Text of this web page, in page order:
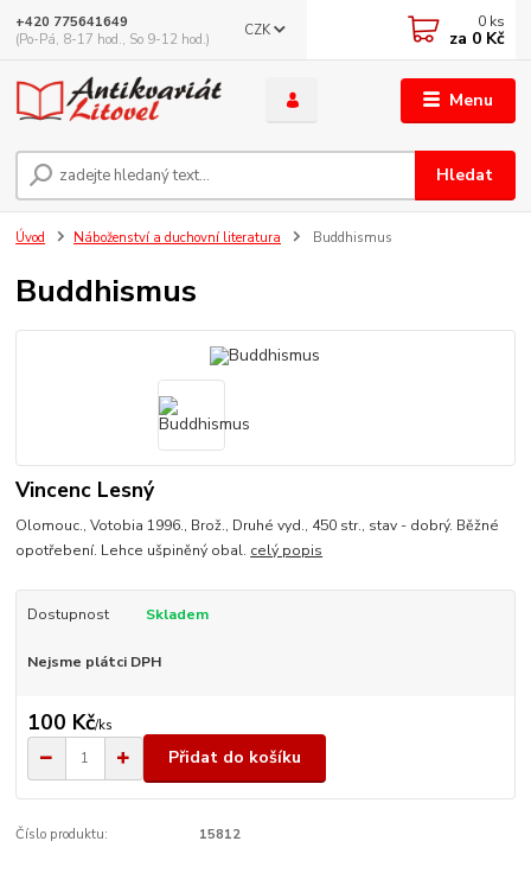
Menu
CZK
Hledat
+420 775641649
(Po-Pá, 8-17 hod., So 9-12 hod.)
0 ks
za 0 Kč
Úvod Náboženství a duchovní literatura Buddhismus
Buddhismus
Vincenc Lesný
Olomouc., Votobia 1996., Brož., Druhé vyd., 450 str., stav - dobrý. Běžné
opotřebení. Lehce ušpiněný obal. celý popis
Dostupnost Skladem
Nejsme plátci DPH
100 Kč/ks
Přidat do košíku
Číslo produktu: 15812